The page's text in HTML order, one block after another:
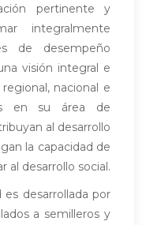
pertinente y
integralmente
de desempeño
visión integral e
nacional e
en su área de
al desarrollo
la capacidad de
al desarrollo social.
desarrollada por
a semilleros y